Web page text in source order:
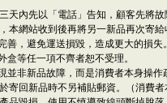
天內先以「電話」告知，顧客先將
本網站收到後再將另一新品再次寄給
善，避免運送損毀，造成更大的損失。
盒等任一項不齊者恕不受理。
並非新品故障，而是消費者本身操作
寄回新品時不另補貼郵資。（消費